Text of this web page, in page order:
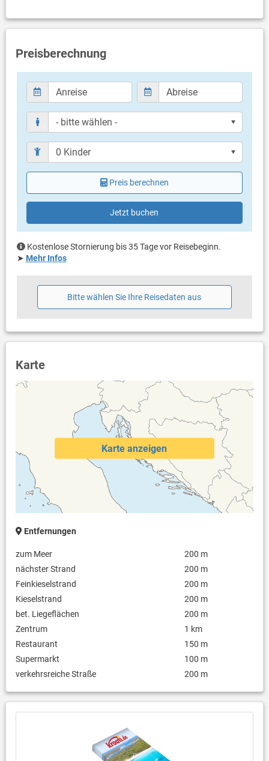
Schlafzimmer
Schlafzimmer mit Doppelbett
Schlafzimmer mit Einzelbett
Badezimmer
Bad mit WC, Badewanne
Bad mit WC, Dusche
Nur separate Toilette (Gäste WC)
Balkon & Terrasse
eigener Balkon
teilweise überdacht
Weitere Informationen
Grill vorhanden
Privater Parkplatz auf dem Grundstück
Haustier nicht erlaubt
Heizung
Bettwäsche vorhanden
Handtücher vorhanden
Internet per WLAN
Preisberechnung
Preis berechnen
Jetzt buchen
Kostenlose Stornierung bis 35 Tage vor Reisebeginn.
➤ Mehr Infos
Bitte wählen Sie Ihre Reisedaten aus
Karte
Karte anzeigen
Entfernungen
zum Meer
200 m
nächster Strand
200 m
Feinkieselstrand
200 m
Kieselstrand
200 m
bet. Liegeflächen
200 m
Zentrum
1 km
Restaurant
150 m
Supermarkt
100 m
verkehrsreiche Straße
200 m